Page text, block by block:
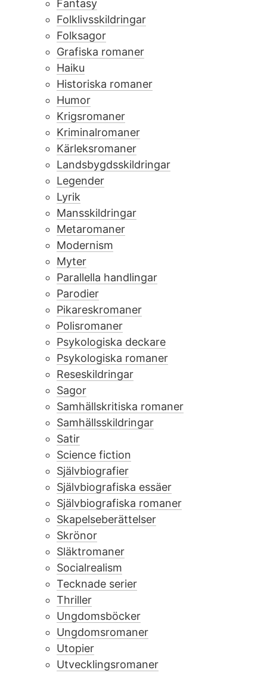
Fantasy
Folklivsskildringar
Folksagor
Grafiska romaner
Haiku
Historiska romaner
Humor
Krigsromaner
Kriminalromaner
Kärleksromaner
Landsbygdsskildringar
Legender
Lyrik
Mansskildringar
Metaromaner
Modernism
Myter
Parallella handlingar
Parodier
Pikareskromaner
Polisromaner
Psykologiska deckare
Psykologiska romaner
Reseskildringar
Sagor
Samhällskritiska romaner
Samhällsskildringar
Satir
Science fiction
Självbiografier
Självbiografiska essäer
Självbiografiska romaner
Skapelseberättelser
Skrönor
Släktromaner
Socialrealism
Tecknade serier
Thriller
Ungdomsböcker
Ungdomsromaner
Utopier
Utvecklingsromaner